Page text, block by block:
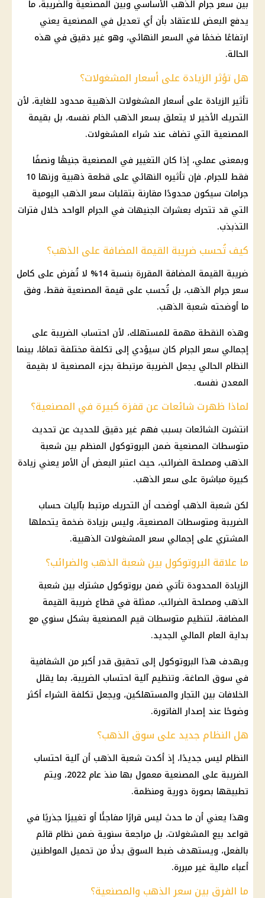
بين سعر جرام الذهب الأساسي وبين المصنعية والضريبة، ما
يدفع البعض للاعتقاد بأن أي تعديل في المصنعية يعني
ارتفاعًا ضخمًا في السعر النهائي، وهو غير دقيق في هذه
الحالة.
هل تؤثر الزيادة على أسعار المشغولات؟
تأثير الزيادة على أسعارالمشغولات الذهبية محدود للغاية، لأن
التحريك الأخير لا يتعلق بسعرالذهب الخام نفسه، بل بقيمة
المصنعية التي تضاف عند شراء المشغولات.
وبمعنى عملي، إذا كان التغيير في المصنعية جنيهًا ونصفًا
فقط للجرام، فإن تأثيره النهائي على قطعة ذهبية وزنها 10
جرامات سيكون محدودًا مقارنة بتقلبات سعر الذهب اليومية
التي قد تتحرك بعشرات الجنيهات في الجرام الواحد خلال فترات
التذبذب.
كيف تُحسب ضريبة القيمة المضافة على الذهب؟
ضريبة القيمة المضافة المقررة بنسبة 14% لا تُفرض على كامل
سعر جرام الذهب، بل تُحسب على قيمة المصنعية فقط، وفق
ما أوضحته شعبة الذهب.
وهذه النقطة مهمة للمستهلك، لأن احتساب الضريبة على
إجمالي سعر الجرام كان سيؤدي إلى تكلفة مختلفة تمامًا، بينما
النظام الحالي يجعل الضريبة مرتبطة بجزء المصنعية لا بقيمة
المعدن نفسه.
لماذا ظهرت شائعات عن قفزة كبيرة في المصنعية؟
انتشرت الشائعات بسبب فهم غير دقيق للحديث عن تحديث
متوسطات المصنعية ضمن البروتوكول المنظم بين شعبة
الذهب ومصلحة الضرائب، حيث اعتبر البعض أن الأمر يعني زيادة
كبيرة مباشرة على سعر الذهب.
لكن شعبة الذهب أوضحت أن التحريك مرتبط بآليات حساب
الضريبة ومتوسطات المصنعية، وليس بزيادة ضخمة يتحملها
المشتري على إجمالي سعرالمشغولات الذهبية.
ما علاقة البروتوكول بين شعبة الذهب والضرائب؟
الزيادة المحدودة تأتي ضمن بروتوكول مشترك بين شعبة
الذهب ومصلحة الضرائب، ممثلة في قطاع ضريبة القيمة
المضافة، لتنظيم متوسطات قيم المصنعية بشكل سنوي مع
بداية العام المالي الجديد.
ويهدف هذا البروتوكول إلى تحقيق قدر أكبر من الشفافية
في سوق الصاغة، وتنظيم آلية احتساب الضريبة، بما يقلل
الخلافات بين التجار والمستهلكين، ويجعل تكلفة الشراء أكثر
وضوحًا عند إصدار الفاتورة.
هل النظام جديد على سوق الذهب؟
النظام ليس جديدًا، إذ أكدت شعبة الذهب أن آلية احتساب
الضريبة على المصنعية معمول بها منذ عام 2022، ويتم
تطبيقها بصورة دورية ومنظمة.
وهذا يعني أن ما حدث ليس قرارًا مفاجئًا أو تغييرًا جذريًا في
قواعد بيع المشغولات، بل مراجعة سنوية ضمن نظام قائم
بالفعل، ويستهدف ضبط السوق بدلًا من تحميل المواطنين
أعباء مالية غير مبررة.
ما الفرق بين سعر الذهب والمصنعية؟